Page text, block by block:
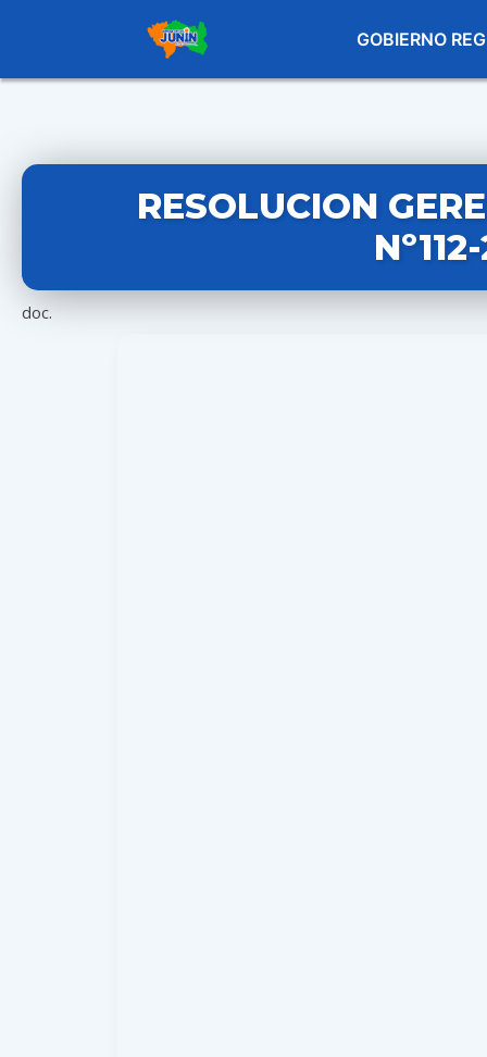
GOBIERNO
RESOLUCION
doc.